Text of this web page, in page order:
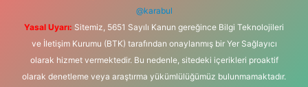
@karabul
Yasal Uyarı: Sitemiz, 5651 Sayılı Kanun gereğince Bilgi Teknolojileri
ve İletişim Kurumu (BTK) tarafından onaylanmış bir Yer Sağlayıcı
olarak hizmet vermektedir. Bu nedenle, sitedeki içerikleri proaktif
olarak denetleme veya araştırma yükümlülüğümüz bulunmamaktadır.